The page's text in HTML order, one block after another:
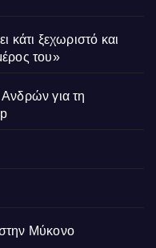
κάτι ξεχωριστό και
του»
για τη
Μύκονο